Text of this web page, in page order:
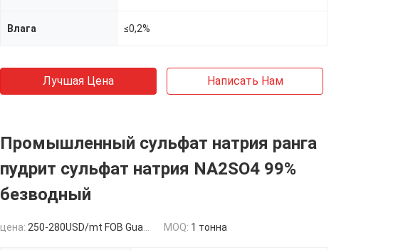
Влага ≤0,2%
Лучшая Цена Написать Нам
Промышленный сульфат натрия ранга
пудрит сульфат натрия NA2SO4 99%
безводный
цена: 250-280USD/mt FOB Guangzhou MOQ: 1 тонна